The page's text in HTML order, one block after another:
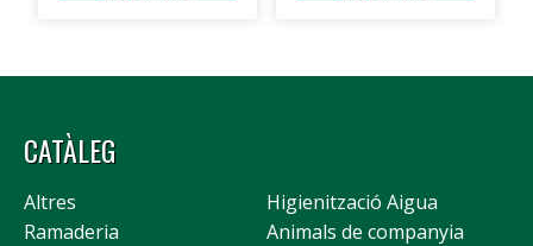
CATÀLEG
Altres
Higienització Aigua
Ramaderia
Animals de companyia